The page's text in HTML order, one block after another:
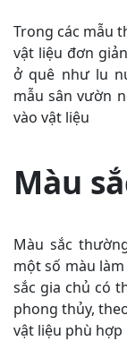
Trong các mẫu
vật liệu đơn
ở quê như lu
mẫu sân vườn
vào vật liệu
Màu
Màu sắc
một số màu
sắc gia chủ có
phong thủy,
vật liệu phù hợp